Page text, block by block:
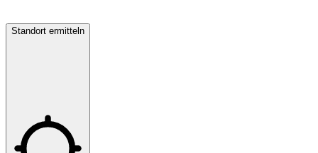
Standort ermitteln